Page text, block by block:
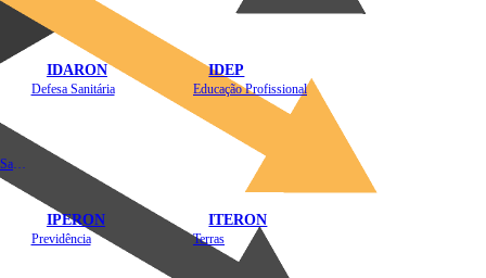
IDARON
Defesa Sanitária
IDEP
Educação Profissional
IPERON
Previdência
ITERON
Terras